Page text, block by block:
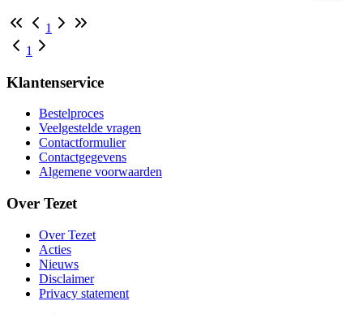
1
1
Klantenservice
Bestelproces
Veelgestelde vragen
Contactformulier
Contactgegevens
Algemene voorwaarden
Over Tezet
Over Tezet
Acties
Nieuws
Disclaimer
Privacy statement